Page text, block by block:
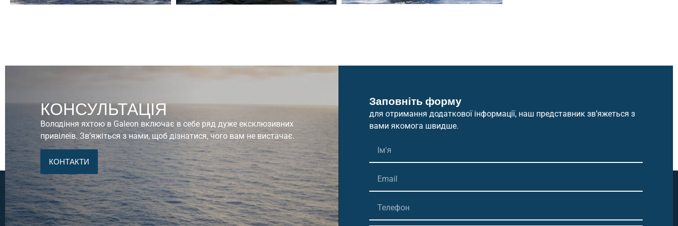
КОНСУЛЬТАЦІЯ
Володіння яхтою в Galeon включає в себе ряд дуже ексклюзивних
привілеїв. Зв’яжіться з нами, щоб дізнатися, чого вам не вистачає.
КОНТАКТИ
Заповніть форму
для отримання додаткової інформації, наш представник зв’яжеться з
вами якомога швидше.